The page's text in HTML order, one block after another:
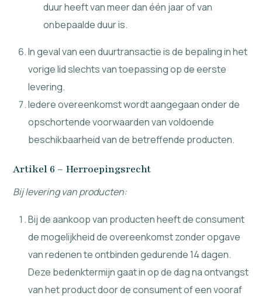
duur heeft van meer dan één jaar of van
onbepaalde duur is.
In geval van een duurtransactie is de bepaling in het
vorige lid slechts van toepassing op de eerste
levering.
Iedere overeenkomst wordt aangegaan onder de
opschortende voorwaarden van voldoende
beschikbaarheid van de betreffende producten.
Artikel 6 – Herroepingsrecht
Bij levering van producten:
Bij de aankoop van producten heeft de consument
de mogelijkheid de overeenkomst zonder opgave
van redenen te ontbinden gedurende 14 dagen.
Deze bedenktermijn gaat in op de dag na ontvangst
van het product door de consument of een vooraf